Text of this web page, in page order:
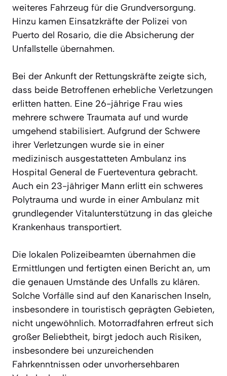
weiteres Fahrzeug für die Grundversorgung.
Hinzu kamen Einsatzkräfte der Polizei von
Puerto del Rosario, die die Absicherung der
Unfallstelle übernahmen.
Bei der Ankunft der Rettungskräfte zeigte sich,
dass beide Betroffenen erhebliche Verletzungen
erlitten hatten. Eine 26-jährige Frau wies
mehrere schwere Traumata auf und wurde
umgehend stabilisiert. Aufgrund der Schwere
ihrer Verletzungen wurde sie in einer
medizinisch ausgestatteten Ambulanz ins
Hospital General de Fuerteventura gebracht.
Auch ein 23-jähriger Mann erlitt ein schweres
Polytrauma und wurde in einer Ambulanz mit
grundlegender Vitalunterstützung in das gleiche
Krankenhaus transportiert.
Die lokalen Polizeibeamten übernahmen die
Ermittlungen und fertigten einen Bericht an, um
die genauen Umstände des Unfalls zu klären.
Solche Vorfälle sind auf den Kanarischen Inseln,
insbesondere in touristisch geprägten Gebieten,
nicht ungewöhnlich. Motorradfahren erfreut sich
großer Beliebtheit, birgt jedoch auch Risiken,
insbesondere bei unzureichenden
Fahrkenntnissen oder unvorhersehbaren